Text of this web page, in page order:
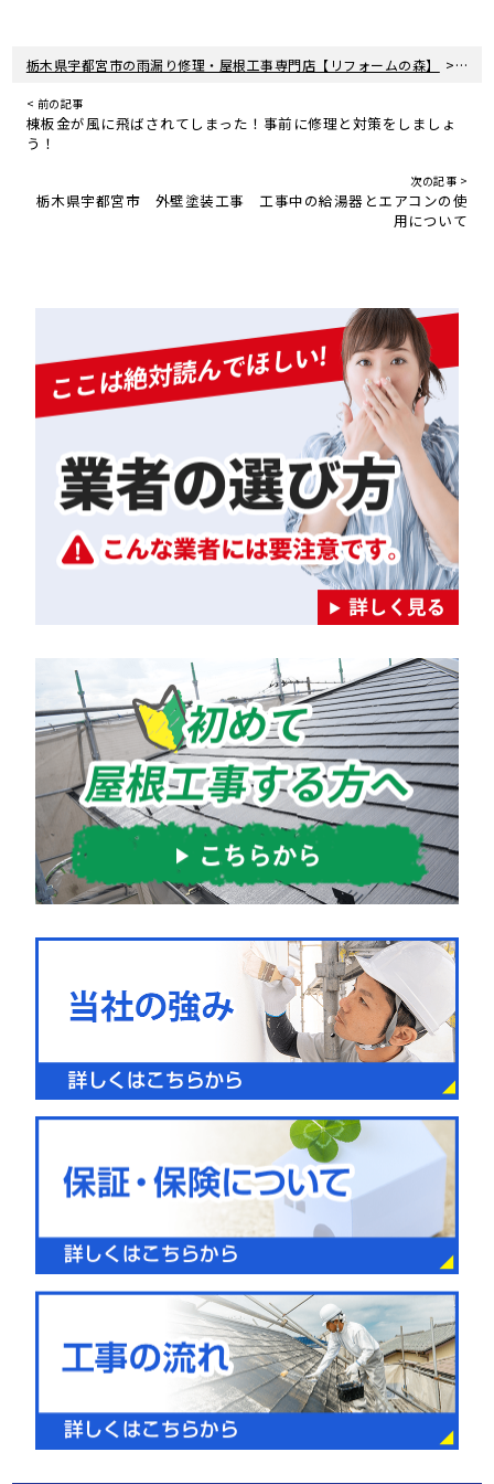
栃木県宇都宮市の雨漏り修理・屋根工事専門店【リフォームの森】 > 新着
< 前の記事
棟板金が風に飛ばされてしまった！事前に修理と対策をしましょ
う！
次の記事 >
栃木県宇都宮市 外壁塗装工事 工事中の給湯器とエアコンの使
用について